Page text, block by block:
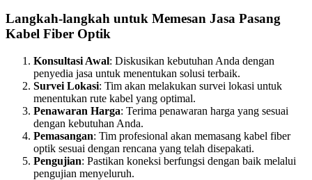
Langkah-langkah untuk Memesan Jasa Pasang
Kabel Fiber Optik
Konsultasi Awal: Diskusikan kebutuhan Anda dengan
penyedia jasa untuk menentukan solusi terbaik.
Survei Lokasi: Tim akan melakukan survei lokasi untuk
menentukan rute kabel yang optimal.
Penawaran Harga: Terima penawaran harga yang sesuai
dengan kebutuhan Anda.
Pemasangan: Tim profesional akan memasang kabel fiber
optik sesuai dengan rencana yang telah disepakati.
Pengujian: Pastikan koneksi berfungsi dengan baik melalui
pengujian menyeluruh.